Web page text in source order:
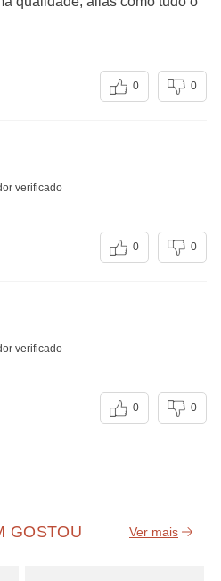
0 0
verificado
0 0
verificado
0 0
GOSTOU